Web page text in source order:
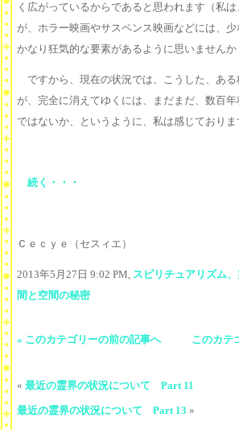
く広がっているからであると思われます（私
が、ホラー映画やサスペンス映画などには、少
かなり狂気的な要素があるように思いませんか
ですから、現在の状況では、こうした、あ
が、完全に消えてゆくには、まだまだ、数百
ではないか、というように、私は感じておりま
続く・・・
Ｃｅｃｙｅ（セスィエ）
2013年5月27日 9:02 PM, スピリチュアリズム
間と空間の秘密
« このカテゴリーの前の記事へ このカテ
« 最近の霊界の状況について Part 11
最近の霊界の状況について Part 13 »